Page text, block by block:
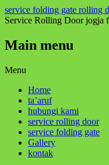
service folding gate rolling
Service Rolling Door jogja
Main menu
Skip
content
Menu
Home
ta’aruf
hubungi kami
service rolling door
service folding gate
Gallery
kontak